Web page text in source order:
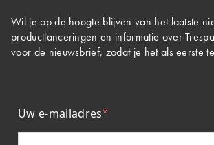
Wil je op de hoogte blijven van het laatste
productlanceringen en informatie over
voor de nieuwsbrief, zodat je het als eerste
Uw e-mailadres